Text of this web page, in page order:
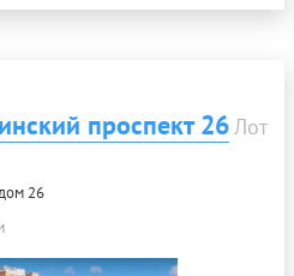
проспект 26Лот
26